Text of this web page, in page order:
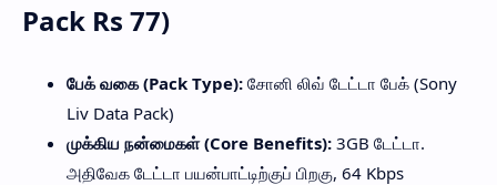
Pack Rs 77)
பேக் வகை (Pack Type): சோனி லிவ் டேட்டா பேக் (Sony
Liv Data Pack)
முக்கிய நன்மைகள் (Core Benefits): 3GB டேட்டா.
அதிவேக டேட்டா பயன்பாட்டிற்குப் பிறகு, 64 Kbps